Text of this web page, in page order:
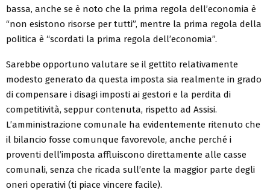
bassa, anche se è noto che la prima regola dell’economia è
“non esistono risorse per tutti”, mentre la prima regola della
politica è “scordati la prima regola dell’economia”.
Sarebbe opportuno valutare se il gettito relativamente
modesto generato da questa imposta sia realmente in grado
di compensare i disagi imposti ai gestori e la perdita di
competitività, seppur contenuta, rispetto ad Assisi.
L’amministrazione comunale ha evidentemente ritenuto che
il bilancio fosse comunque favorevole, anche perché i
proventi dell’imposta affluiscono direttamente alle casse
comunali, senza che ricada sull’ente la maggior parte degli
oneri operativi (ti piace vincere facile).